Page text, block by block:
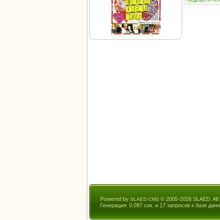
Powered by SLAED CMS © 2005-2026 SLAED. All
Генерация: 0.097 сек. и 17 запросов к базе